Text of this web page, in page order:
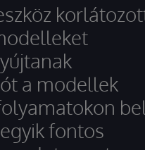
a modellek
fontos